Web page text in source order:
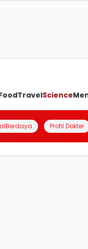
TravelScience
Profil Dokter